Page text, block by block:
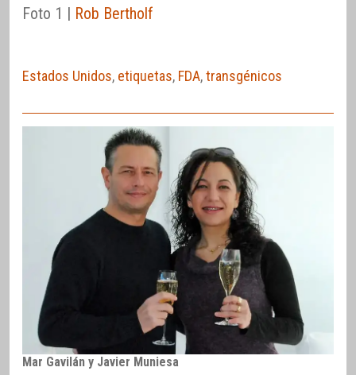
Foto 1 | Rob Bertholf
Estados Unidos, etiquetas, FDA,transgénicos
Mar Gavilán y Javier Muniesa